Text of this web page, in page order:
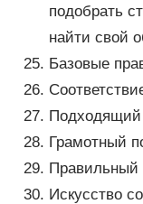
подобрать
найти свой
Базовые
Подходящий
Грамотный
Правильный
Искусство